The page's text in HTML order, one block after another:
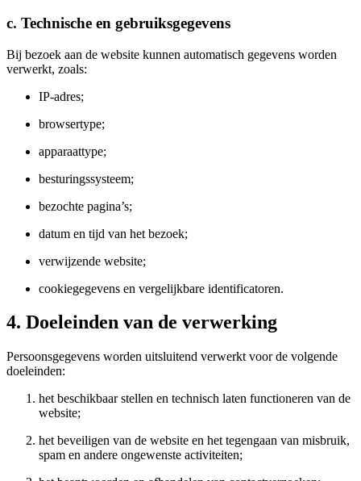
c. Technische en gebruiksgegevens
Bij bezoek aan de website kunnen automatisch gegevens worden
verwerkt, zoals:
IP-adres;
browsertype;
apparaattype;
besturingssysteem;
bezochte pagina’s;
datum en tijd van het bezoek;
verwijzende website;
cookiegegevens en vergelijkbare identificatoren.
4. Doeleinden van de verwerking
Persoonsgegevens worden uitsluitend verwerkt voor de volgende
doeleinden:
het beschikbaar stellen en technisch laten functioneren van de
website;
het beveiligen van de website en het tegengaan van misbruik,
spam en andere ongewenste activiteiten;